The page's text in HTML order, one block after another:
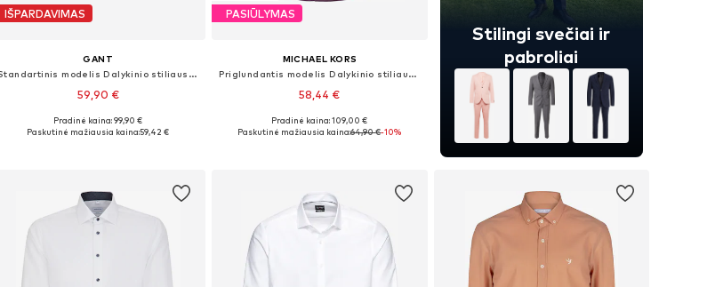
IŠPARDAVIMAS
GANT
Standartinis modelis Dalykinio stiliaus marškiniai
59,90 €
Yra daugybė dydžių
Pradinė kaina: 99,90 €
Paskutinė mažiausia kaina:59,42 €
PASIŪLYMAS
MICHAEL KORS
Priglundantis modelis Dalykinio stiliaus marškiniai
58,44 €
Galimi dydžiai: 38, 39, 40, 41
Pradinė kaina: 109,00 €
Paskutinė mažiausia kaina:64,90 €-10%
Stilingi svečiai ir
pabroliai